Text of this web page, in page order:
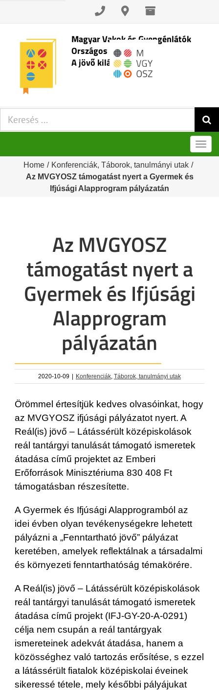
Skip
content
Magyar Vakok és Gyengénlátók
Országos Szövetsége
A jövő kilátásai
Keresés:
Home / Konferenciák, Táborok, tanulmányi utak /
Az MVGYOSZ támogatást nyert a Gyermek és
Ifjúsági Alapprogram pályázatán
Az MVGYOSZ
támogatást nyert a
Gyermek és Ifjúsági
Alapprogram
pályázatán
2020-10-09 | Konferenciák, Táborok, tanulmányi utak
Örömmel értesítjük kedves olvasóinkat, hogy
az MVGYOSZ ifjúsági pályázatot nyert. A
Reál(is) jövő – Látássérült középiskolások
reál tantárgyi tanulását támogató ismeretek
átadása című projektet az Emberi
Erőforrások Minisztériuma 830 408 Ft
támogatásban részesítette.
A Gyermek és Ifjúsági Alapprogramból az
idei évben olyan tevékenységekre lehetett
pályázni a „Fenntartható jövő” pályázat
keretében, amelyek reflektálnak a társadalmi
és környezeti fenntarthatóság témakörére.
A Reál(is) jövő – Látássérült középiskolások
reál tantárgyi tanulását támogató ismeretek
átadása című projekt (IFJ-GY-20-A-0291)
célja nem csupán a reál tantárgyak
ismereteinek adekvát átadása, hanem a
közösséghez való tartozás erősítése, s ezzel
a látássérült fiatalok középiskolai éveinek
sikeressé tétele, mely későbbi pályájukat